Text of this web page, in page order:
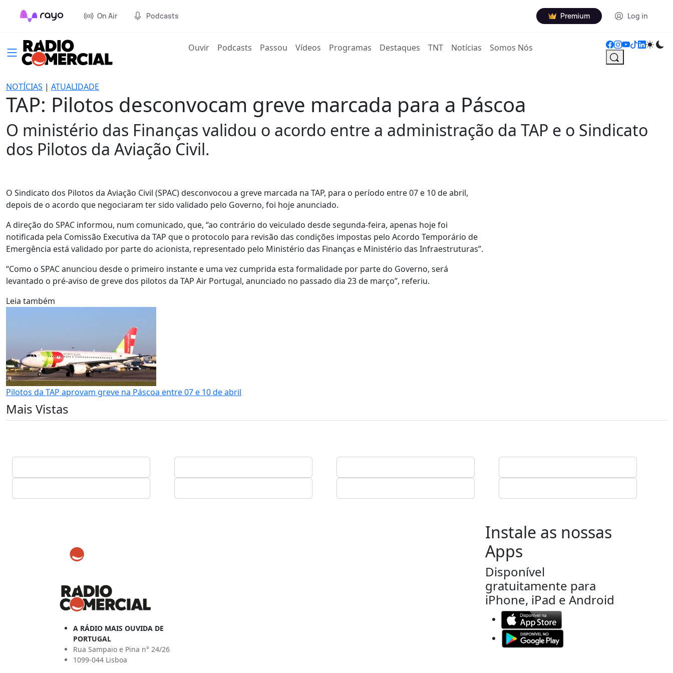
On Air Podcasts Premium Log in
Ouvir(current)
Podcasts Passou Vídeos Programas Destaques TNT Notícias Somos Nós
NOTÍCIAS | ATUALIDADE
TAP: Pilotos desconvocam greve marcada para a Páscoa
O ministério das Finanças validou o acordo entre a administração da TAP e o Sindicato
dos Pilotos da Aviação Civil.
O Sindicato dos Pilotos da Aviação Civil (SPAC) desconvocou a greve marcada na TAP, para o período entre 07 e 10 de abril,
depois de o acordo que negociaram ter sido validado pelo Governo, foi hoje anunciado.
A direção do SPAC informou, num comunicado, que, “ao contrário do veiculado desde segunda-feira, apenas hoje foi
notificada pela Comissão Executiva da TAP que o protocolo para revisão das condições impostas pelo Acordo Temporário de
Emergência está validado por parte do acionista, representado pelo Ministério das Finanças e Ministério das Infraestruturas”.
“Como o SPAC anunciou desde o primeiro instante e uma vez cumprida esta formalidade por parte do Governo, será
levantado o pré-aviso de greve dos pilotos da TAP Air Portugal, anunciado no passado dia 23 de março”, referiu.
Leia também
Pilotos da TAP aprovam greve na Páscoa entre 07 e 10 de abril
Mais Vistas
A RÁDIO MAIS OUVIDA DE
PORTUGAL
Rua Sampaio e Pina n° 24/26
1099-044 Lisboa
Instale as nossas
Apps
Disponível
gratuitamente para
iPhone, iPad e Android